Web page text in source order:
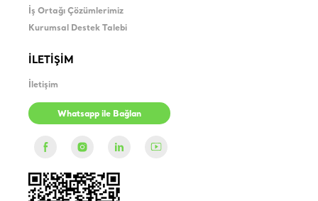
İş Ortağı Çözümlerimiz
Kurumsal Destek Talebi
İLETİŞİM
İletişim
Whatsapp ile Bağlan